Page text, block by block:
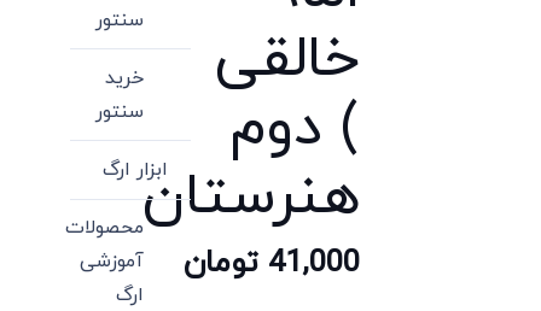
خالقی
) دوم
هنرستان
41,000 تومان
سنتور
خرید
سنتور
ابزار ارگ
محصولات
آموزشی
ارگ